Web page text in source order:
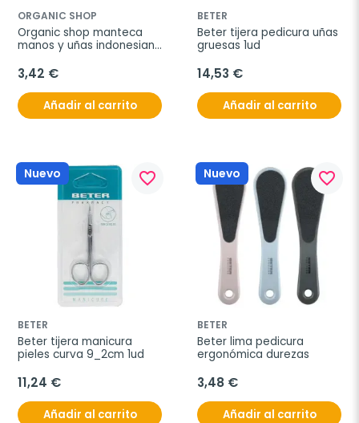
ORGANIC SHOP
Organic shop manteca
manos y uñas indonesian
3,42 €
Añadir al carrito
BETER
Beter tijera pedicura uñas
gruesas 1ud
14,53 €
Añadir al carrito
Nuevo favorite_border
BETER
Beter tijera manicura
pieles curva 9_2cm 1ud
11,24 €
Añadir al carrito
Nuevo favorite_border
BETER
Beter lima pedicura
ergonómica durezas
3,48 €
Añadir al carrito